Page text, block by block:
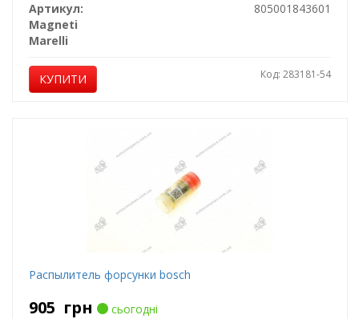
Артикул:
805001843601
Magneti
Marelli
КУПИТИ Код: 283181-54
Распылитель форсунки bosch
905 грн
сьогодні